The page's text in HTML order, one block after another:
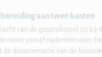
aan twee kanten
van de gesprekstool zit
moet vooraf nadenken over
de documentatie van de